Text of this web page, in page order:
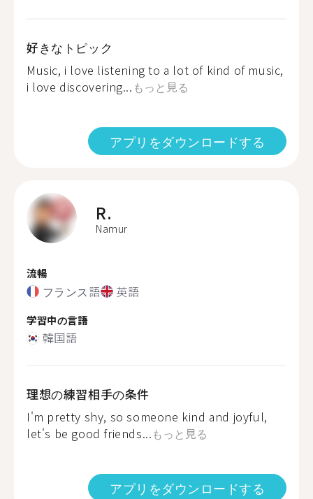
好きなトピック
Music, i love listening to a lot of kind of music,
i love discovering... もっと見る
アプリをダウンロードする
R.
Namur
流暢
フランス語 英語
学習中の言語
韓国語
理想の練習相手の条件
I'm pretty shy, so someone kind and joyful,
let's be good friends...もっと見る
アプリをダウンロードする